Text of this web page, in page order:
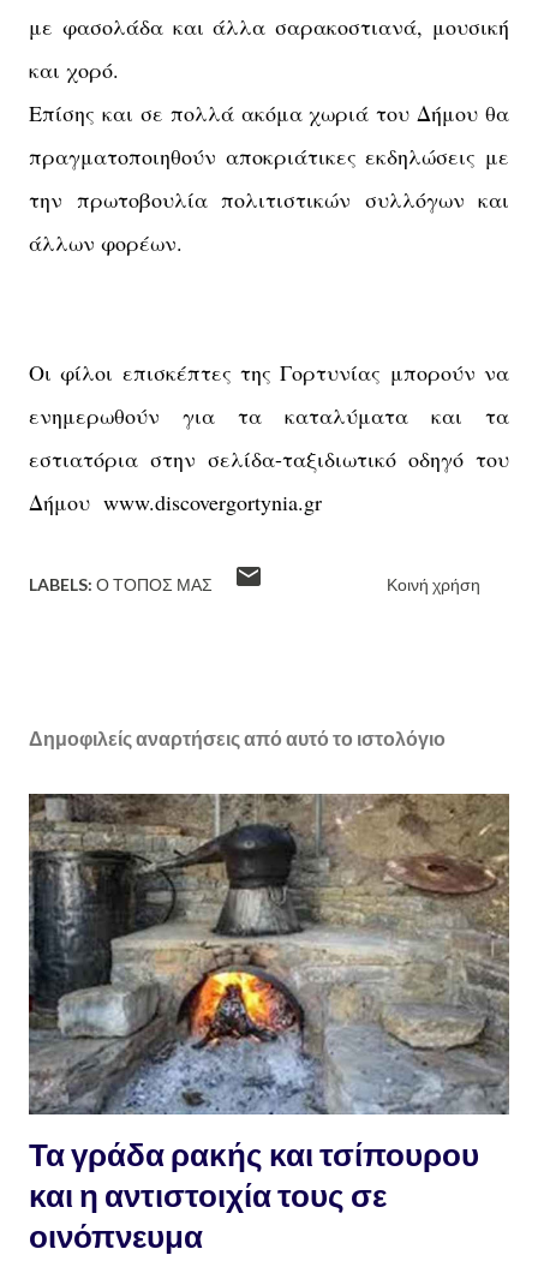
με φασολάδα και άλλα σαρακοστιανά, μουσική
και χορό.
Επίσης και σε πολλά ακόμα χωριά του Δήμου θα
πραγματοποιηθούν αποκριάτικες εκδηλώσεις με
την πρωτοβουλία πολιτιστικών συλλόγων και
άλλων φορέων.
Οι φίλοι επισκέπτες της Γορτυνίας μπορούν να
ενημερωθούν για τα καταλύματα και τα
εστιατόρια στην σελίδα-ταξιδιωτικό οδηγό του
Δήμου www.discovergortynia.gr
LABELS: Ο ΤΌΠΟΣ ΜΑΣ Κοινή χρήση
Δημοφιλείς αναρτήσεις από αυτό το ιστολόγιο
Τα γράδα ρακής και τσίπουρου
και η αντιστοιχία τους σε
οινόπνευμα